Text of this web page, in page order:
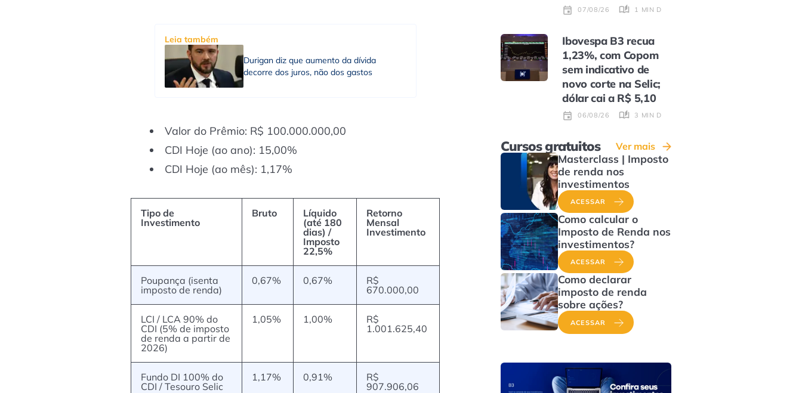
Leia também
Durigan diz que aumento da dívida
decorre dos juros, não dos gastos
Valor do Prêmio: R$ 100.000.000,00
CDI Hoje (ao ano): 15,00%
CDI Hoje (ao mês): 1,17%
Tipo de
Investimento
Bruto
Líquido
(até 180
dias) /
Imposto
22,5%
Retorno
Mensal
Investimento
Poupança (isenta
imposto de renda)
0,67% 0,67%
R$
670.000,00
LCI / LCA 90% do
CDI (5% de imposto
de renda a partir de
2026)
1,05% 1,00%
R$
1.001.625,40
Fundo DI 100% do
CDI / Tesouro Selic
1,17% 0,91%
R$
907.906,06
07/08/26 1 MIN DE LEITURA
Ibovespa B3 recua
1,23%, com Copom
sem indicativo de
novo corte na Selic;
dólar cai a R$ 5,10
06/08/26 3 MIN DE LEITURA
Cursos gratuitos Ver mais
Masterclass | Imposto
de renda nos
investimentos
ACESSAR
Como calcular o
Imposto de Renda nos
investimentos?
ACESSAR
Como declarar
imposto de renda
sobre ações?
ACESSAR